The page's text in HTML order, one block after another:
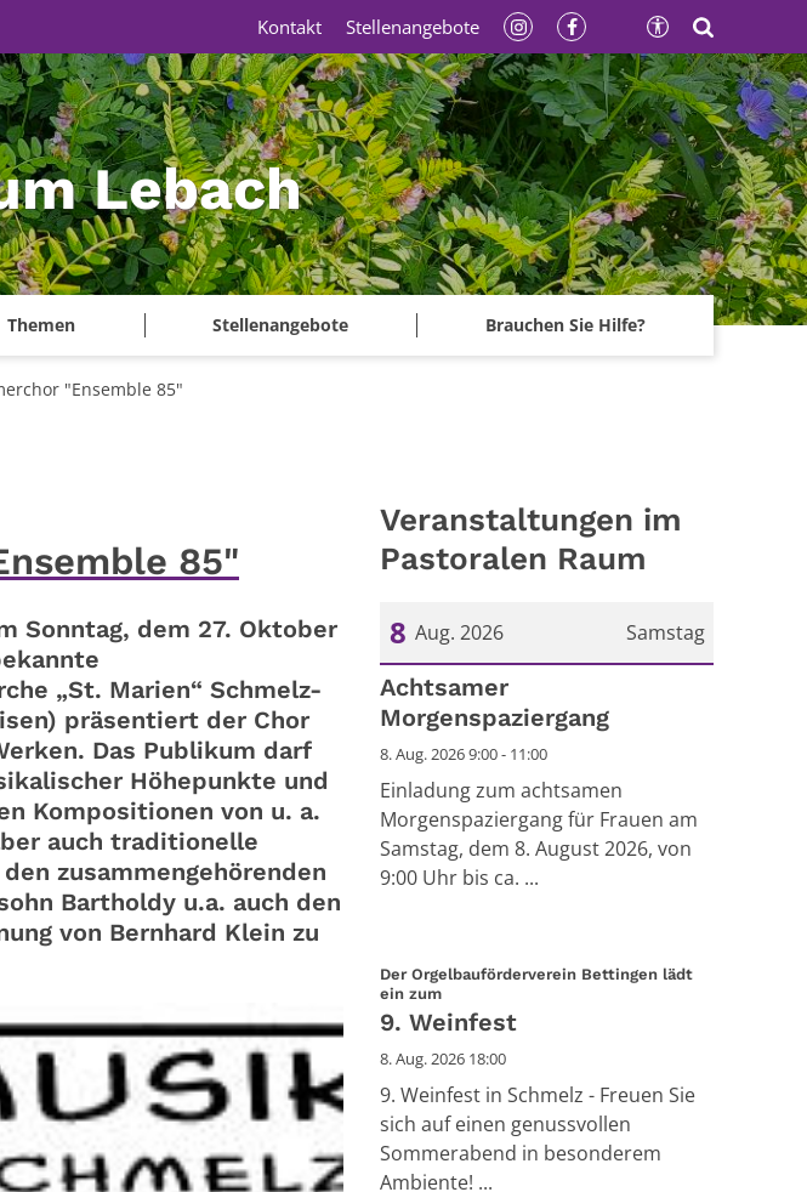
Lebach
Themen Stellenangebote Brauchen Sie Hilfe?
Kontakt Stellenangebote
"Ensemble 85"
85"
Sonntag, dem 27. Oktober
„St. Marien“ Schmelz-
präsentiert der Chor
Das Publikum darf
Höhepunkte und
Kompositionen von u. a.
auch traditionelle
zusammengehörenden
Bartholdy u.a. auch den
von Bernhard Klein zu
Veranstaltungen im
Pastoralen Raum
Samstag
8 Aug. 2026
Datum: 8. August 2026
Achtsamer
Morgenspaziergang
8. Aug. 2026 9:00 - 11:00
Einladung zum achtsamen
Morgenspaziergang für Frauen am
Samstag, dem 8. August 2026, von
9:00 Uhr bis ca. ...
Der Orgelbauförderverein Bettingen lädt
ein zum:
9. Weinfest
8. Aug. 2026 18:00
9. Weinfest in Schmelz - Freuen Sie
sich auf einen genussvollen
Sommerabend in besonderem
Ambiente! ...